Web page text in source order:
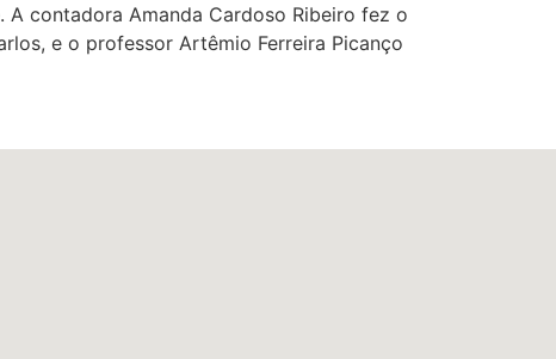
contadora Amanda Cardoso Ribeiro fez o
e o professor Artêmio Ferreira Picanço